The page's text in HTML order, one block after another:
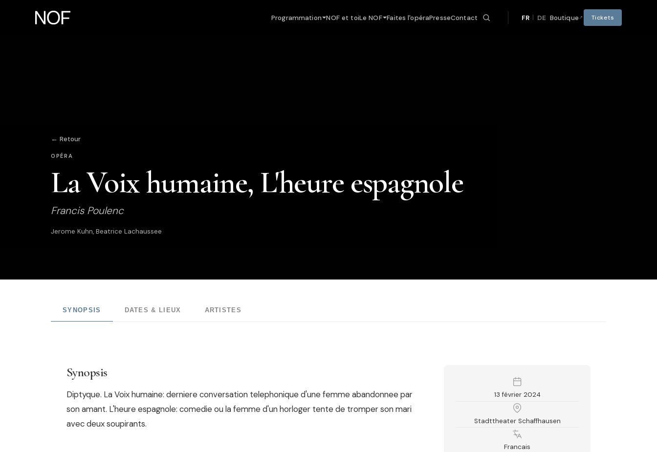
Programmation NOF et toiLe NOF Faites l'opéraPresseContact FR | DE Boutique Tickets
← Retour
OPÉRA
La Voix humaine, L'heure espagnole
Francis Poulenc
Jerome Kuhn, Beatrice Lachaussee
SYNOPSIS DATES & LIEUX ARTISTES
Synopsis
Diptyque. La Voix humaine: derniere conversation telephonique d'une femme abandonnee par
son amant. L'heure espagnole: comedie ou la femme d'un horloger tente de tromper son mari
avec deux soupirants.
13 février 2024
Stadttheater Schaffhausen
Francais